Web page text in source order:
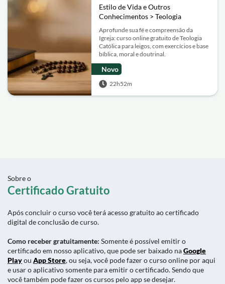
Estilo de Vida e Outros
Conhecimentos > Teologia
Aprofunde sua fé e compreensão da
Igreja: curso online gratuito de Teologia
Católica para leigos, com exercícios e base
bíblica, moral e doutrinal.
Novo
22h52m
Sobre o
Certificado Gratuito
Após concluir o curso você terá acesso gratuito ao certificado
digital de conclusão de curso.
Como receber gratuitamente: Somente é possível emitir o
certificado em nosso aplicativo, que pode ser baixado naGoogle
Playou App Store, ou seja, você pode fazer o curso online por aqui
e usar o aplicativo somente para emitir o certificado. Sendo que
você também pode fazer os cursos pelo app se desejar.